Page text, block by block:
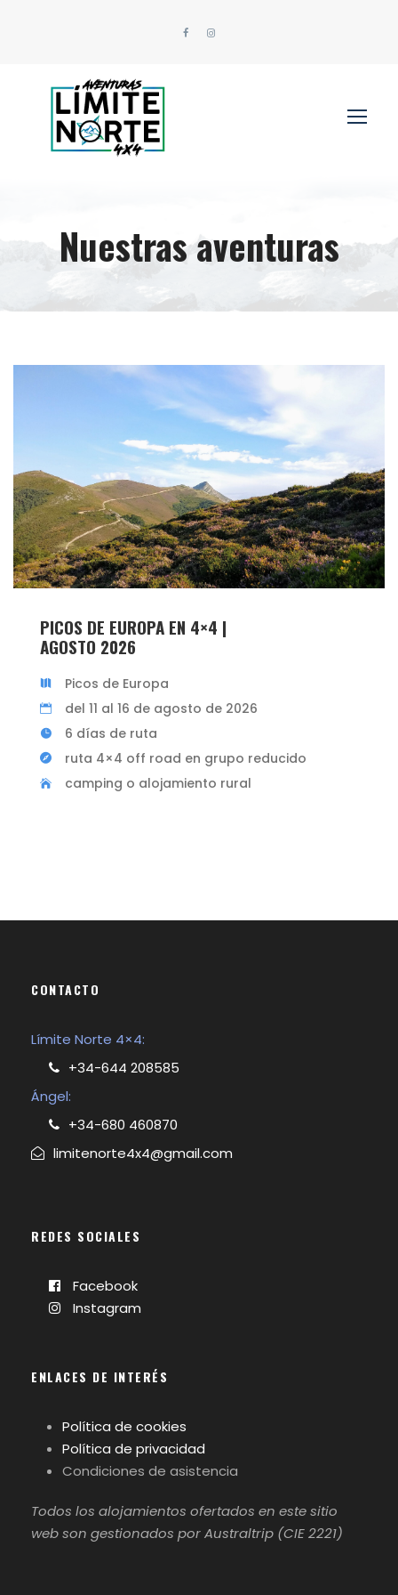
Nuestras aventuras
PICOS DE EUROPA EN 4×4 |
AGOSTO 2026
Picos de Europa
del 11 al 16 de agosto de 2026
6 días de ruta
ruta 4×4 off road en grupo reducido
camping o alojamiento rural
CONTACTO
Límite Norte 4×4:
+34-644 208585
Ángel:
+34-680 460870
limitenorte4x4@gmail.com
REDES SOCIALES
Facebook
Instagram
ENLACES DE INTERÉS
Política de cookies
Política de privacidad
Condiciones de asistencia
Todos los alojamientos ofertados en este sitio
web son gestionados por Australtrip (CIE 2221)